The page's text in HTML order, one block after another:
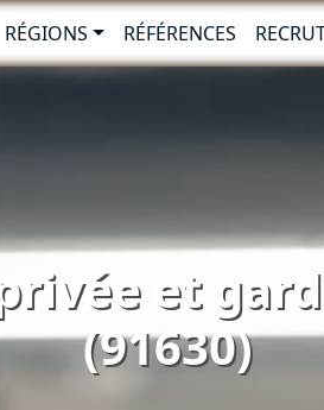
RÉGIONS RÉFÉRENCES
et
(91630)